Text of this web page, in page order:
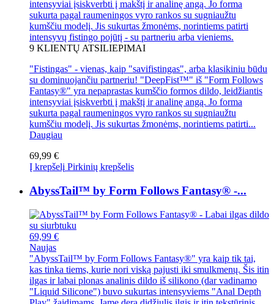
intensyviai įsiskverbti į makštį ir analinę angą. Jo forma
sukurta pagal raumeningos vyro rankos su sugniaužtu
kumščiu modelį. Jis sukurtas žmonėms, norintiems patirti
intensyvų fistingo pojūtį - su partneriu arba vieniems.
9 KLIENTŲ ATSILIEPIMAI
"Fistingas" - vienas, kaip "savifistingas", arba klasikiniu būdu
su dominuojančiu partneriu! "DeepFist™" iš "Form Follows
Fantasy®" yra nepaprastas kumščio formos dildo, leidžiantis
intensyviai įsiskverbti į makštį ir analinę angą. Jo forma
sukurta pagal raumeningos vyro rankos su sugniaužtu
kumščiu modelį. Jis sukurtas žmonėms, norintiems patirti...
Daugiau
69,99 €
Į krepšelį Pirkinių krepšelis
AbyssTail™ by Form Follows Fantasy® -...
69,99 €
Naujas
"AbyssTail™ by Form Follows Fantasy®" yra kaip tik tai,
kas tinka tiems, kurie nori viską pajusti iki smulkmenų. Šis itin
ilgas ir labai plonas analinis dildo iš silikono (dar vadinamo
"Liquid Silicone") buvo sukurtas intensyviems "Anal Depth